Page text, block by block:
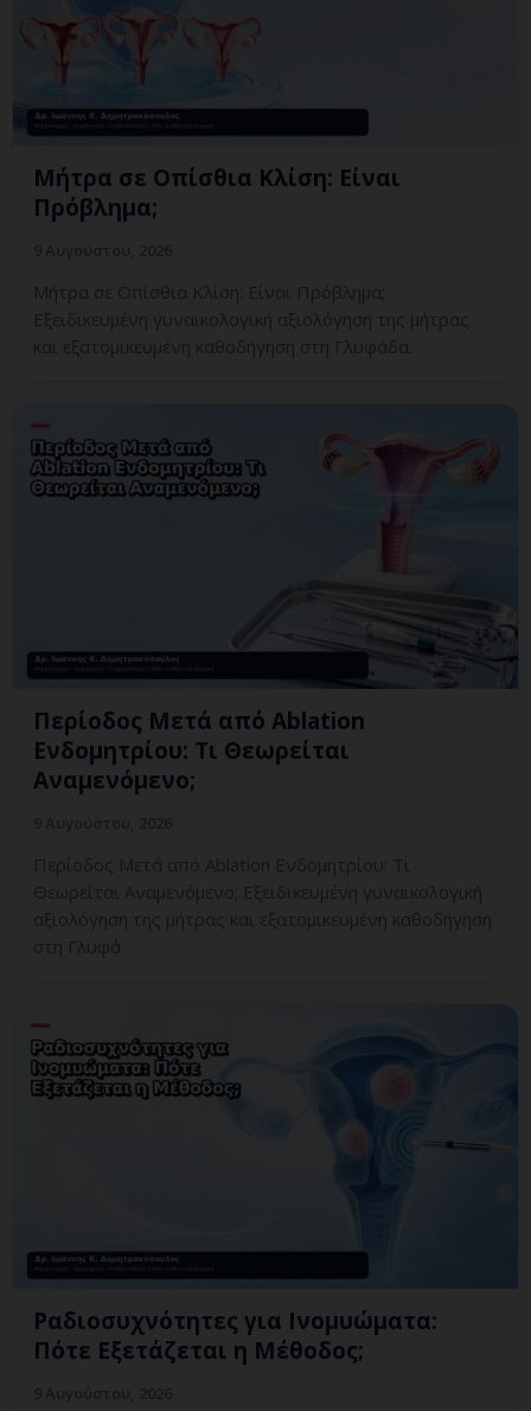
Μήτρα σε Οπίσθια Κλίση: Είναι
Πρόβλημα;
Μήτρα σε Οπίσθια Κλίση: Είναι Πρόβλημα;
Εξειδικευμένη γυναικολογική αξιολόγηση της μήτρας
και εξατομικευμένη καθοδήγηση στη Γλυφάδα.
Περίοδος Μετά από Ablation
Ενδομητρίου: Τι Θεωρείται
Αναμενόμενο;
Περίοδος Μετά από Ablation Ενδομητρίου: Τι
Θεωρείται Αναμενόμενο; Εξειδικευμένη γυναικολογική
αξιολόγηση της μήτρας και εξατομικευμένη καθοδήγηση
στη Γλυφά
Ραδιοσυχνότητες για Ινομυώματα:
Πότε Εξετάζεται η Μέθοδος;